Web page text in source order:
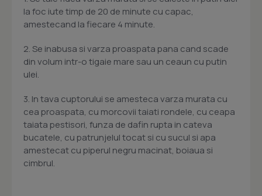
la foc iute timp de 20 de minute cu capac,
amestecand la fiecare 4 minute.
2. Se inabusa si varza proaspata pana cand scade
din volum intr-o tigaie mare sau un ceaun cu putin
ulei.
3. In tava cuptorului se amesteca varza murata cu
cea proaspata, cu morcovii taiati rondele, cu ceapa
taiata pestisori, funza de dafin rupta in cateva
bucatele, cu patrunjelul tocat si cu sucul si apa
amestecat cu piperul negru macinat, boiaua si
cimbrul.